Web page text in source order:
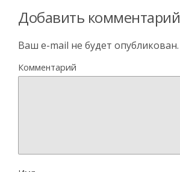
Добавить комментарий
Ваш e-mail не будет опубликован.
Комментарий